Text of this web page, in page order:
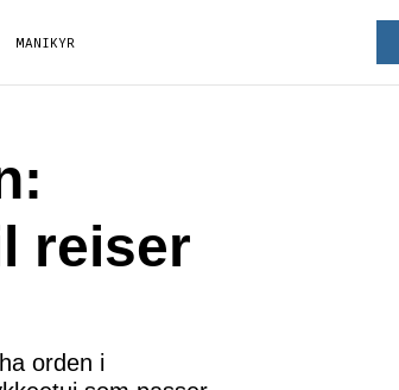
MANIKYR
reiser
orden i